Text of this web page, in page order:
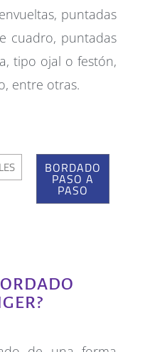
puntadas
cuadro, puntadas
tipo ojal o festón,
entre otras.
BORDADO
PASO A
PASO